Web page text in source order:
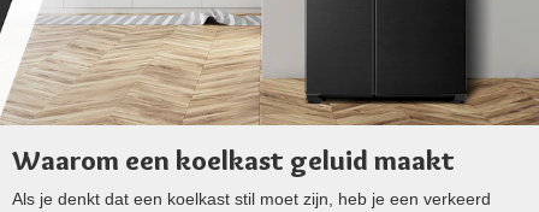
Waarom een koelkast geluid maakt
Als je denkt dat een koelkast stil moet zijn, heb je een verkeerd